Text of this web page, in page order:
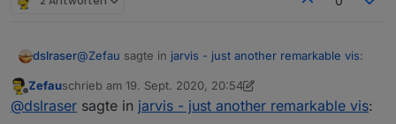
dslraser@Zefau sagte in jarvis - just another remarkable vis:
@dslraser
Offline
Zefauschrieb am 19. Sept. 2020, 20:54
zuletzt editiert von Zefau
@dslraser sagte in jarvis - just another remarkable vis: